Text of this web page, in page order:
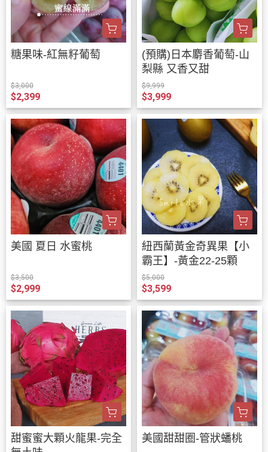
糖果味-紅無籽葡萄
$3,000
$2,399
(預購)日本麝香葡萄-山
梨縣 又香又甜
$9,999
$3,999
美國 夏日 水蜜桃
$3,500
$2,999
紐西蘭黃金奇異果【小
霸王】-黃金22-25顆
$5,000
$3,599
甜蜜蜜大顆火龍果-完全
美國甜甜圈-管狀蟠桃